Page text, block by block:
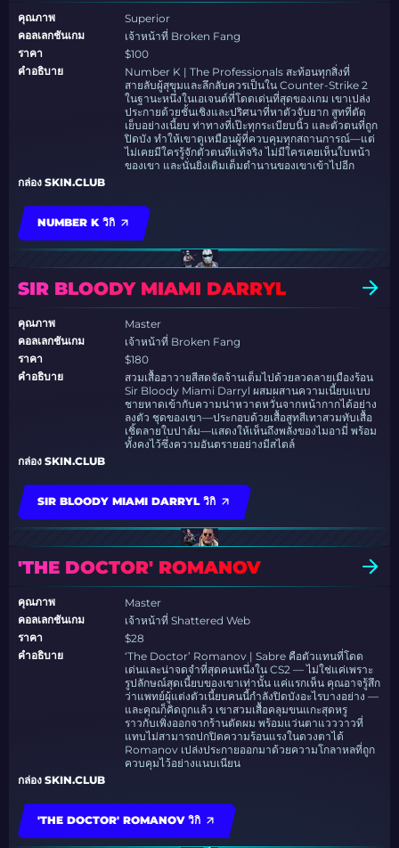
คุณภาพ
Superior
คอลเลกชันเกม
เจ้าหน้าที่ Broken Fang
ราคา
$100
คำอธิบาย
Number K | The Professionals สะท้อนทุกสิ่งที่
สายลับผู้สุขุมและลึกลับควรเป็นใน Counter-Strike 2
ในฐานะหนึ่งในเอเจนต์ที่โดดเด่นที่สุดของเกม เขาเปล่ง
ประกายด้วยชั้นเชิงและปริศนาที่หาตัวจับยาก สูทที่ตัด
เย็บอย่างเนี้ยบ ท่าทางที่เป๊ะทุกระเบียบนิ้ว และตัวตนที่ถูก
ปิดบัง ทำให้เขาดูเหมือนผู้ที่ควบคุมทุกสถานการณ์—แต่
ไม่เคยมีใครรู้จักตัวตนที่แท้จริง ไม่มีใครเคยเห็นใบหน้า
ของเขา และนั่นยิ่งเติมเต็มตำนานของเขาเข้าไปอีก
กล่อง SKIN.CLUB
NUMBER K วิกิ
SIR BLOODY MIAMI DARRYL
คุณภาพ
Master
คอลเลกชันเกม
เจ้าหน้าที่ Broken Fang
ราคา
$180
คำอธิบาย
สวมเสื้อฮาวายสีสดจัดจ้านเต็มไปด้วยลวดลายเมืองร้อน
Sir Bloody Miami Darryl ผสมผสานความเนี้ยบแบบ
ชายหาดเข้ากับความน่าหวาดหวั่นจากหน้ากากได้อย่าง
ลงตัว ชุดของเขา—ประกอบด้วยเสื้อสูทสีเทาสวมทับเสื้อ
เชิ้ตลายใบปาล์ม—แสดงให้เห็นถึงพลังของไมอามี่ พร้อม
ทั้งคงไว้ซึ่งความอันตรายอย่างมีสไตล์
กล่อง SKIN.CLUB
SIR BLOODY MIAMI DARRYL วิกิ
'THE DOCTOR' ROMANOV
คุณภาพ
Master
คอลเลกชันเกม
เจ้าหน้าที่ Shattered Web
ราคา
$28
คำอธิบาย
‘The Doctor’ Romanov | Sabre คือตัวแทนที่โดด
เด่นและน่าจดจำที่สุดคนหนึ่งใน CS2 — ไม่ใช่แค่เพราะ
รูปลักษณ์สุดเนี้ยบของเขาเท่านั้น แค่แรกเห็น คุณอาจรู้สึก
ว่าแพทย์ผู้แต่งตัวเนี้ยบคนนี้กำลังปิดบังอะไรบางอย่าง —
และคุณก็คิดถูกแล้ว เขาสวมเสื้อคลุมขนแกะสุดหรู
ราวกับเพิ่งออกจากร้านตัดผม พร้อมแว่นตาแวววาวที่
แทบไม่สามารถปกปิดความร้อนแรงในดวงตาได้
Romanov เปล่งประกายออกมาด้วยความโกลาหลที่ถูก
ควบคุมไว้อย่างแนบเนียน
กล่อง SKIN.CLUB
'THE DOCTOR' ROMANOV วิกิ